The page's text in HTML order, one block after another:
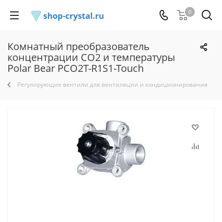
0
Комнатный преобразователь
концентрации CO2 и температуры
Polar Bear PCO2T-R1S1-Touch
Регулирующие вентили для вентиляции и кондиционирования